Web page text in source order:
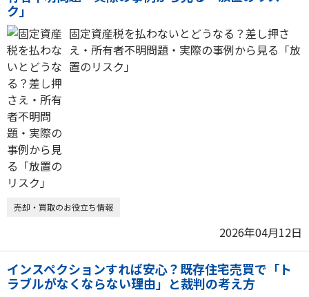
ク」
固定資産税を払わないとどうなる？差し押さ
え・所有者不明問題・実際の事例から見る「放
置のリスク」
売却・買取のお役立ち情報
2026年04月12日
インスペクションすれば安心？既存住宅売買で「ト
ラブルがなくならない理由」と裁判の考え方